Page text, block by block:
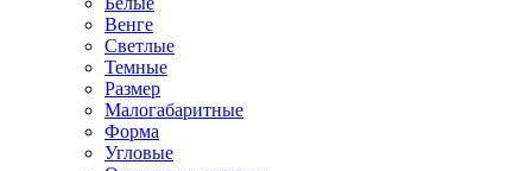
Венге
Светлые
Темные
Размер
Малогабаритные
Форма
Угловые